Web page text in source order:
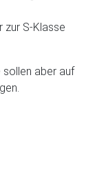
zur S-Klasse
sollen aber auf